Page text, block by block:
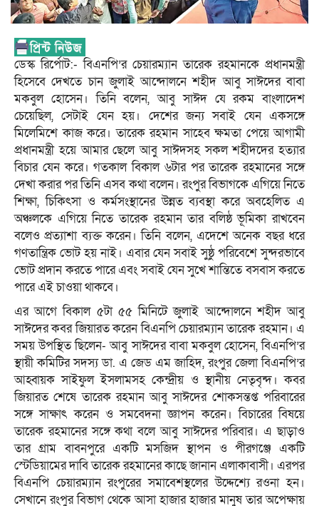
ডেস্ক রির্পোট:- বিএনপি’র চেয়ারম্যান তারেক রহমানকে প্রধানমন্ত্রী
হিসেবে দেখতে চান জুলাই আন্দোলনে শহীদ আবু সাঈদের বাবা
মকবুল হোসেন। তিনি বলেন, আবু সাঈদ যে রকম বাংলাদেশ
চেয়েছিল, সেটাই যেন হয়। দেশের জন্য সবাই যেন একসঙ্গে
মিলেমিশে কাজ করে। তারেক রহমান সাহেব ক্ষমতা পেয়ে আগামী
প্রধানমন্ত্রী হয়ে আমার ছেলে আবু সাঈদসহ সকল শহীদদের হত্যার
বিচার যেন করে। গতকাল বিকাল ৬টার পর তারেক রহমানের সঙ্গে
দেখা করার পর তিনি এসব কথা বলেন। রংপুর বিভাগকে এগিয়ে নিতে
শিক্ষা, চিকিৎসা ও কর্মসংস্থানের উন্নত ব্যবস্থা করে অবহেলিত এ
অঞ্চলকে এগিয়ে নিতে তারেক রহমান তার বলিষ্ঠ ভূমিকা রাখবেন
বলেও প্রত্যাশা ব্যক্ত করেন। তিনি বলেন, এদেশে অনেক বছর ধরে
গণতান্ত্রিক ভোট হয় নাই। এবার যেন সবাই সুষ্ঠু পরিবেশে সুন্দরভাবে
ভোট প্রদান করতে পারে এবং সবাই যেন সুখে শান্তিতে বসবাস করতে
পারে এই চাওয়া থাকবে।
এর আগে বিকাল ৫টা ৫৫ মিনিটে জুলাই আন্দোলনে শহীদ আবু
সাঈদের কবর জিয়ারত করেন বিএনপি চেয়ারম্যান তারেক রহমান। এ
সময় উপস্থিত ছিলেন- আবু সাঈদের বাবা মকবুল হোসেন, বিএনপি’র
স্থায়ী কমিটির সদস্য ডা. এ জেড এম জাহিদ, রংপুর জেলা বিএনপি’র
আহ্বায়ক সাইফুল ইসলামসহ কেন্দ্রীয় ও স্থানীয় নেতৃবৃন্দ। কবর
জিয়ারত শেষে তারেক রহমান আবু সাঈদের শোকসন্তপ্ত পরিবারের
সঙ্গে সাক্ষাৎ করেন ও সমবেদনা জ্ঞাপন করেন। বিচারের বিষয়ে
তারেক রহমানের সঙ্গে কথা বলে আবু সাঈদের পরিবার। এ ছাড়াও
তার গ্রাম বাবনপুরে একটি মসজিদ স্থাপন ও পীরগঞ্জে একটি
স্টেডিয়ামের দাবি তারেক রহমানের কাছে জানান এলাকাবাসী। এরপর
বিএনপি চেয়ারম্যান রংপুরের সমাবেশস্থলের উদ্দেশ্যে রওনা হন।
সেখানে রংপুর বিভাগ থেকে আসা হাজার হাজার মানুষ তার অপেক্ষায়